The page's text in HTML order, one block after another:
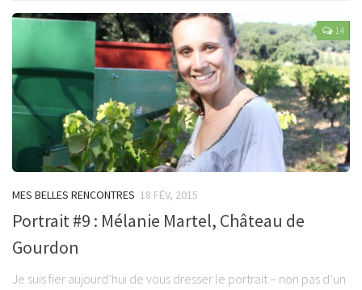
14
MES BELLES RENCONTRES 18 FÉV, 2015
Portrait #9 : Mélanie Martel, Château de
Gourdon
Je suis fier aujourd’hui de vous dresser le portrait – non pas d’un